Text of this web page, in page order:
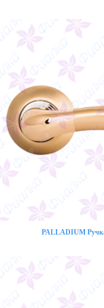
PALLADIUM